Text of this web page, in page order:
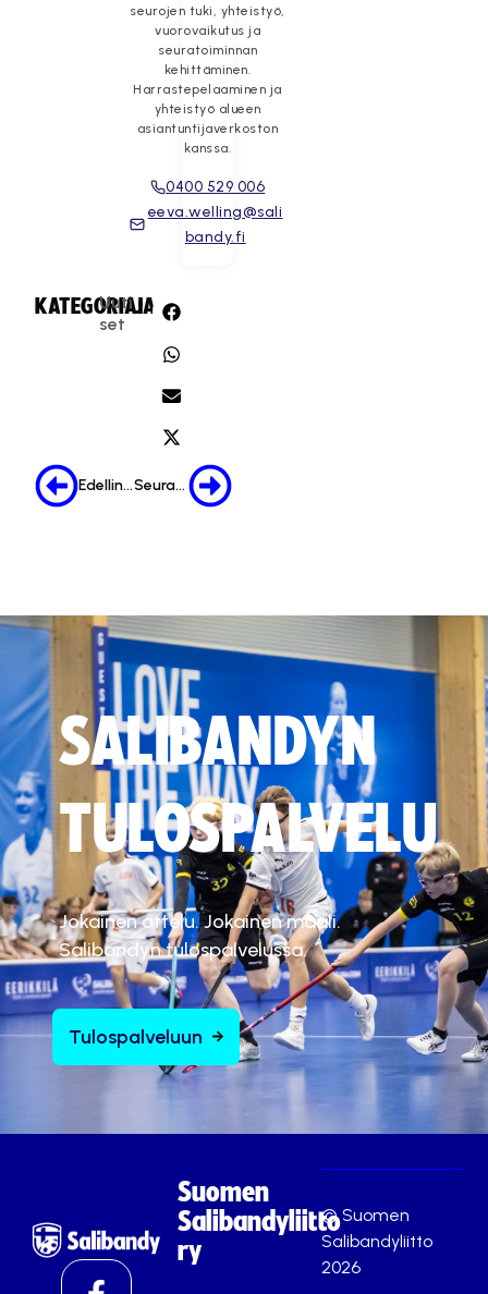
seurojen tuki, yhteistyö,
vuorovaikutus ja
seuratoiminnan
kehittäminen.
Harrastepelaaminen ja
yhteistyö alueen
asiantuntijaverkoston
kanssa.
0400 529 006
eeva.welling@sali
bandy.fi
KATEGORIA:
Uuti
set
JAA:
Edellinen Seuraava
SALIBANDYN
TULOSPALVELU
Jokainen ottelu. Jokainen maali.
Salibandyn tulospalvelussa.
Tulospalveluun
Suomen
Salibandyliitto
ry
© Suomen
Salibandyliitto
2026